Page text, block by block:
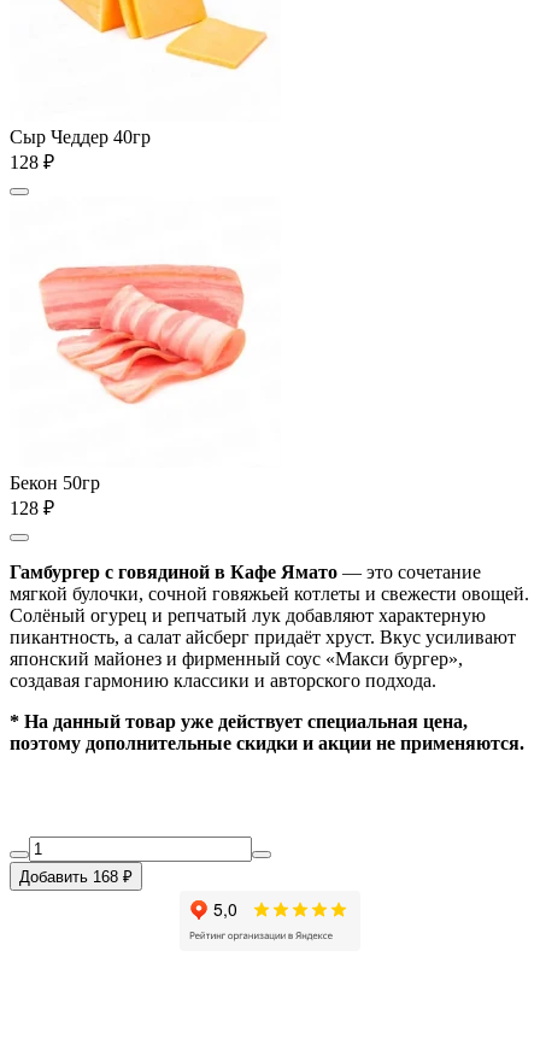
Сыр Чеддер 40гр
128 ₽
Бекон 50гр
128 ₽
Гамбургер с говядиной в Кафе Ямато — это сочетание
мягкой булочки, сочной говяжьей котлеты и свежести овощей.
Солёный огурец и репчатый лук добавляют характерную
пикантность, а салат айсберг придаёт хруст. Вкус усиливают
японский майонез и фирменный соус «Макси бургер»,
создавая гармонию классики и авторского подхода.
* На данный товар уже действует специальная цена,
поэтому дополнительные скидки и акции не применяются.
Добавить 168 ₽